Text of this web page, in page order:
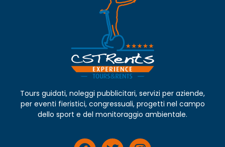
Tours guidati, noleggi pubblicitari, servizi per aziende,
per eventi fieristici, congressuali, progetti nel campo
dello sport e del monitoraggio ambientale.